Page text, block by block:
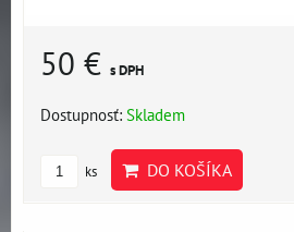
50 € s DPH
Dostupnosť: Skladem
ks DO KOŠÍKA